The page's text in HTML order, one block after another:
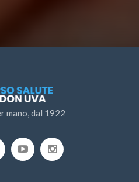
mano, dal 1922